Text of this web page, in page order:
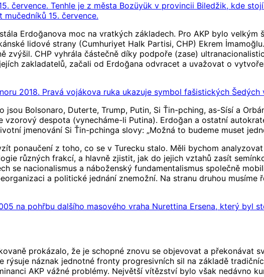
července. Tenhle je z města Bozüyük v provincii Biledžik, kde
15. července.
Erdoğanova moc na vratkých základech. Pro AKP bylo
lidové strany (Cumhuriyet Halk Partisi, CHP) Ekrem
zvýšil. CHP vyhrála částečně díky podpoře (zase)
zakladatelů, začali od Erdoğana odvracet a uvažovat o
2018. Pravá vojákova ruka ukazuje symbol fašistických
jsou Bolsonaro, Duterte, Trump, Putin, Si Ťin-pching, as-Sísí a
despota (vynecháme-li Putina). Erdoğan a ostatní
jmenování Si Ťin-pchinga slovy: „Možná to budeme muset
ponaučení z toho, co se v Turecku stalo. Měli bychom
různých frakcí, a hlavně zjistit, jak do jejich vztahů zasít
se nacionalismus a náboženský fundamentalismus společně
a politické jednání znemožní. Na stranu druhou
na pohřbu dalšího masového vraha Nurettina Ersena, který byl
prokázalo, že je schopné znovu se objevovat a překonávat
rýsuje náznak jednotné fronty progresivních sil na základě
AKP vážné problémy. Největší vítězství bylo však nedávno